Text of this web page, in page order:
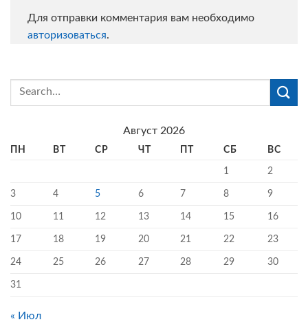
Для отправки комментария вам необходимо
авторизоваться.
Август 2026
ПН ВТ СР ЧТ ПТ СБ ВС
1 2
3 4 5 6 7 8 9
10 11 12 13 14 15 16
17 18 19 20 21 22 23
24 25 26 27 28 29 30
31
« Июл